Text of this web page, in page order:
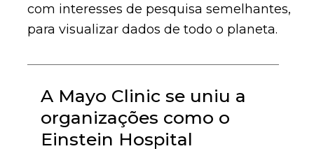
com interesses de pesquisa semelhantes,
para visualizar dados de todo o planeta.
A Mayo Clinic se uniu a
organizações como o
Einstein Hospital